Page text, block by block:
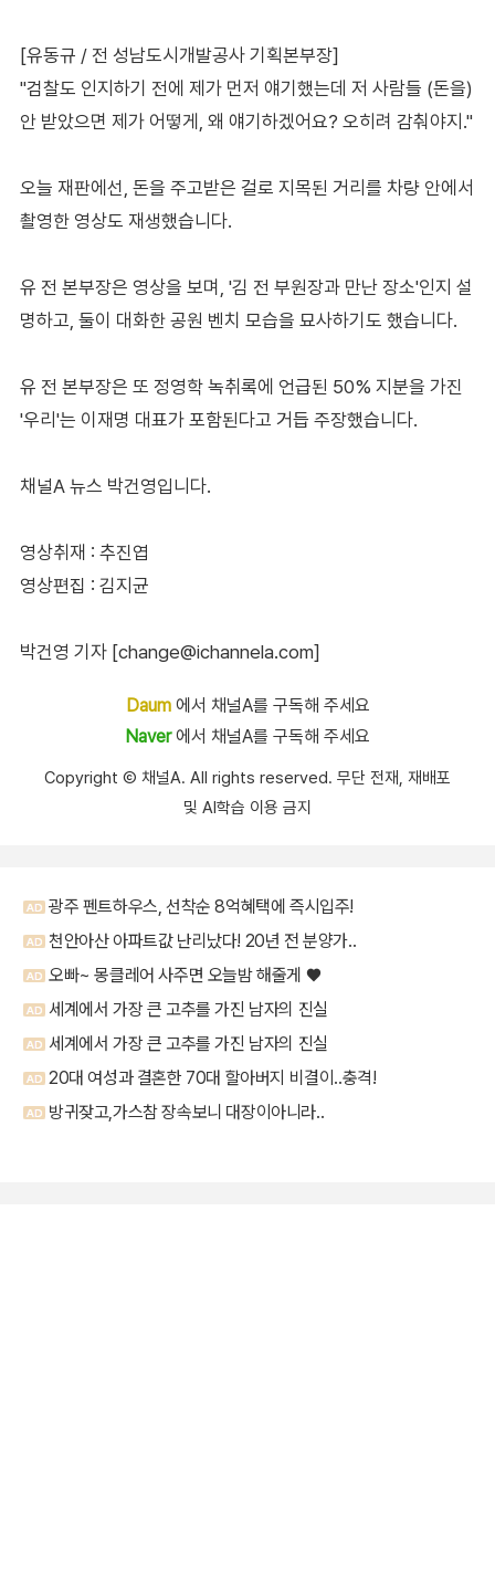
[유동규 / 전 성남도시개발공사 기획본부장]
"검찰도 인지하기 전에 제가 먼저 얘기했는데 저 사람들 (돈을)
안 받았으면 제가 어떻게, 왜 얘기하겠어요? 오히려 감춰야지."
오늘 재판에선, 돈을 주고받은 걸로 지목된 거리를 차량 안에서
촬영한 영상도 재생했습니다.
유 전 본부장은 영상을 보며, '김 전 부원장과 만난 장소'인지 설
명하고, 둘이 대화한 공원 벤치 모습을 묘사하기도 했습니다.
유 전 본부장은 또 정영학 녹취록에 언급된 50% 지분을 가진
'우리'는 이재명 대표가 포함된다고 거듭 주장했습니다.
채널A 뉴스 박건영입니다.
영상취재 : 추진엽
영상편집 : 김지균
박건영 기자 [change@ichannela.com]
Daum에서 채널A를 구독해 주세요
Naver에서 채널A를 구독해 주세요
Copyright Ⓒ 채널A. All rights reserved. 무단 전재, 재배포
및 AI학습 이용 금지